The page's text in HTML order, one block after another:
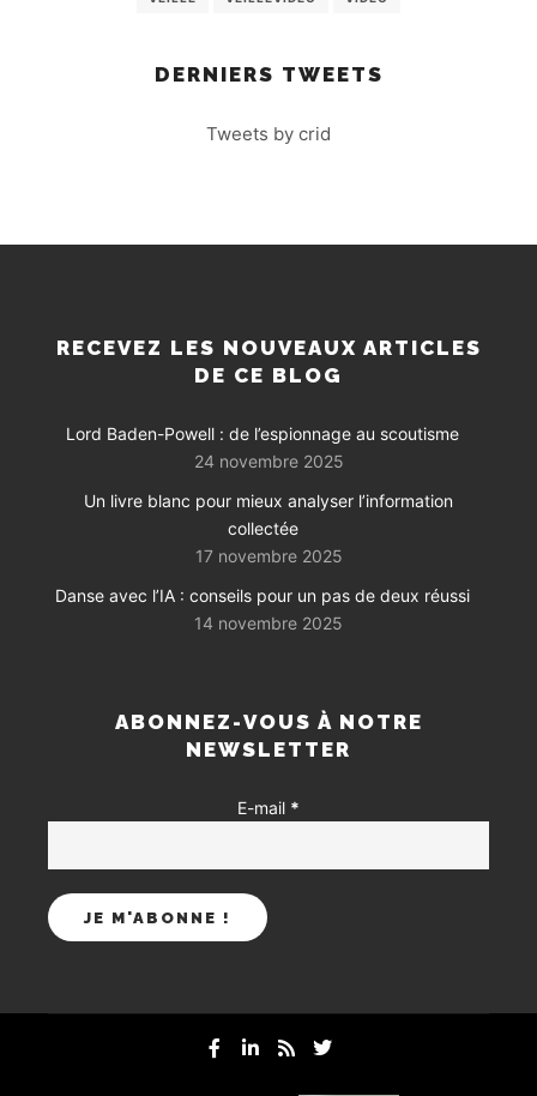
DERNIERS TWEETS
Tweets by crid
RECEVEZ LES NOUVEAUX ARTICLES
DE CE BLOG
Lord Baden-Powell : de l’espionnage au scoutisme
24 novembre 2025
Un livre blanc pour mieux analyser l’information
collectée
17 novembre 2025
Danse avec l’IA : conseils pour un pas de deux réussi
14 novembre 2025
ABONNEZ-VOUS À NOTRE
NEWSLETTER
E-mail *